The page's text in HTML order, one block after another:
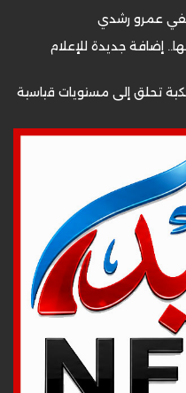
عمرو رشدي
إضافة جديدة للإعلام
تحلق إلى مستويات قياسية